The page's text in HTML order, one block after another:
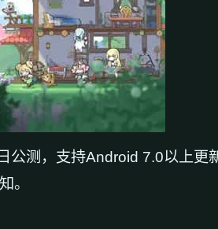
公测，支持Android 7.0以上更
。